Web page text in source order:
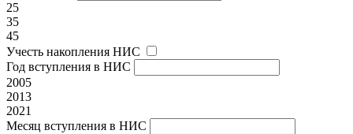
25
35
45
Учесть накопления НИС
Год вступления в НИС
2005
2013
2021
Месяц вступления в НИС